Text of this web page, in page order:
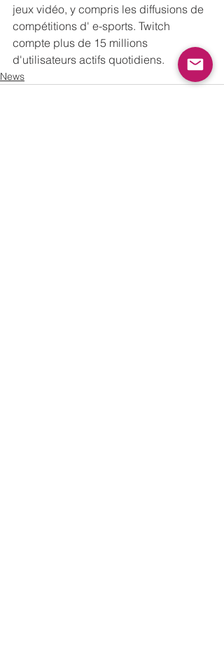
jeux vidéo, y compris les diffusions de
compétitions d' e-sports. Twitch
compte plus de 15 millions
d'utilisateurs actifs quotidiens.
News